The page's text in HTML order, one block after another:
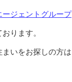
ージェントグループ
ります。
いをお探しの方